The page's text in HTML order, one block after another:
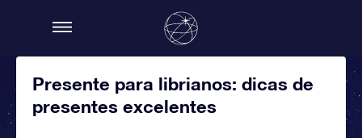
Presente para librianos: dicas de
presentes excelentes